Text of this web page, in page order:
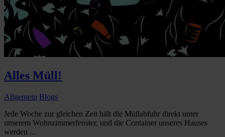
Alles Müll!
Allgemein Blogs
Jede Woche zur gleichen Zeit hält die Müllabfuhr direkt unter
unserem Wohnzimmerfenster, und die Container unseres Hauses
werden ...